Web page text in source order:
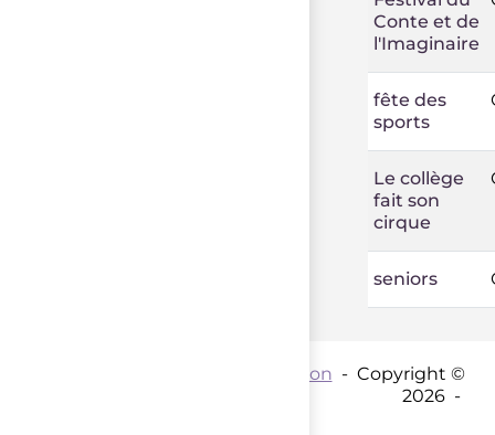
Conte et de
l'Imaginaire
fête des
sports
Le collège
fait son
cirque
seniors
Coordination - Copyright ©
2026 -